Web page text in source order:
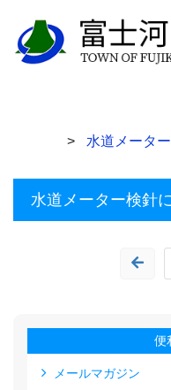
水道メータ
水道メーター検針
便
メールマガジン